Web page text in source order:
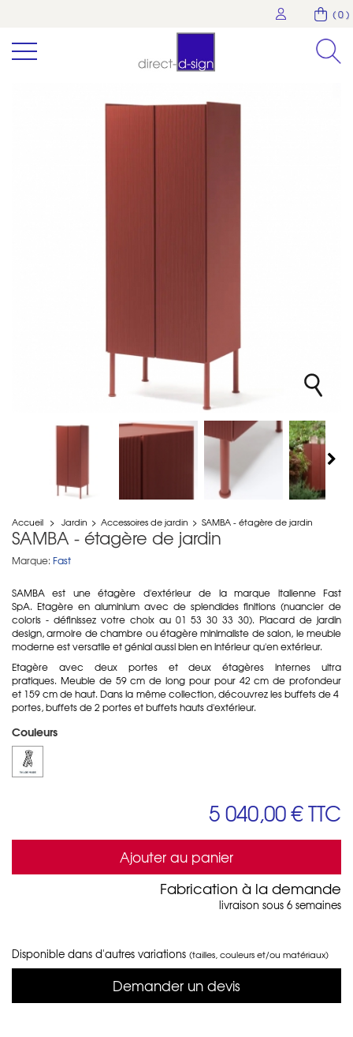
( 0 )
Accueil > Jardin > Accessoires de jardin > SAMBA - étagère de jardin
SAMBA - étagère de jardin
Marque: Fast
SAMBA est une étagère d'extérieur de la marque italienne Fast
SpA. Etagère en aluminium avec de splendides finitions (nuancier de
coloris - définissez votre choix au 01 53 30 33 30). Placard de jardin
design, armoire de chambre ou étagère minimaliste de salon, le meuble
moderne est versatile et génial aussi bien en intérieur qu'en extérieur.
Etagère avec deux portes et deux étagères internes ultra
pratiques. Meuble de 59 cm de long pour pour 42 cm de profondeur
et 159 cm de haut. Dans la même collection, découvrez les buffets de 4
portes, buffets de 2 portes et buffets hauts d'extérieur.
Couleurs
5 040,00 €TTC
Ajouter au panier
Fabrication à la demande
livraison sous 6 semaines
Disponible dans d'autres variations (tailles, couleurs et/ou matériaux)
Demander un devis